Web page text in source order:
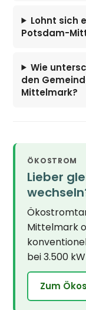
Lohnt sich
Potsdam-
Wie
den
Mittelmark?
ÖKOSTROM
Lieber
Mittelmark
bei 3.500
Zum